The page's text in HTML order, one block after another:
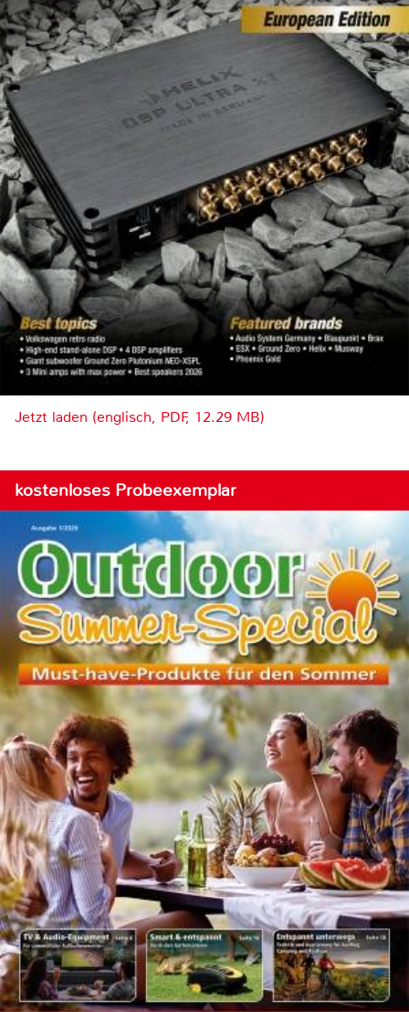
Jetzt laden (englisch, PDF, 12.29 MB)
kostenloses Probeexemplar